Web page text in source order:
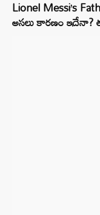
Lionel Messi’s
అసలు కారణం ఇదేనా?